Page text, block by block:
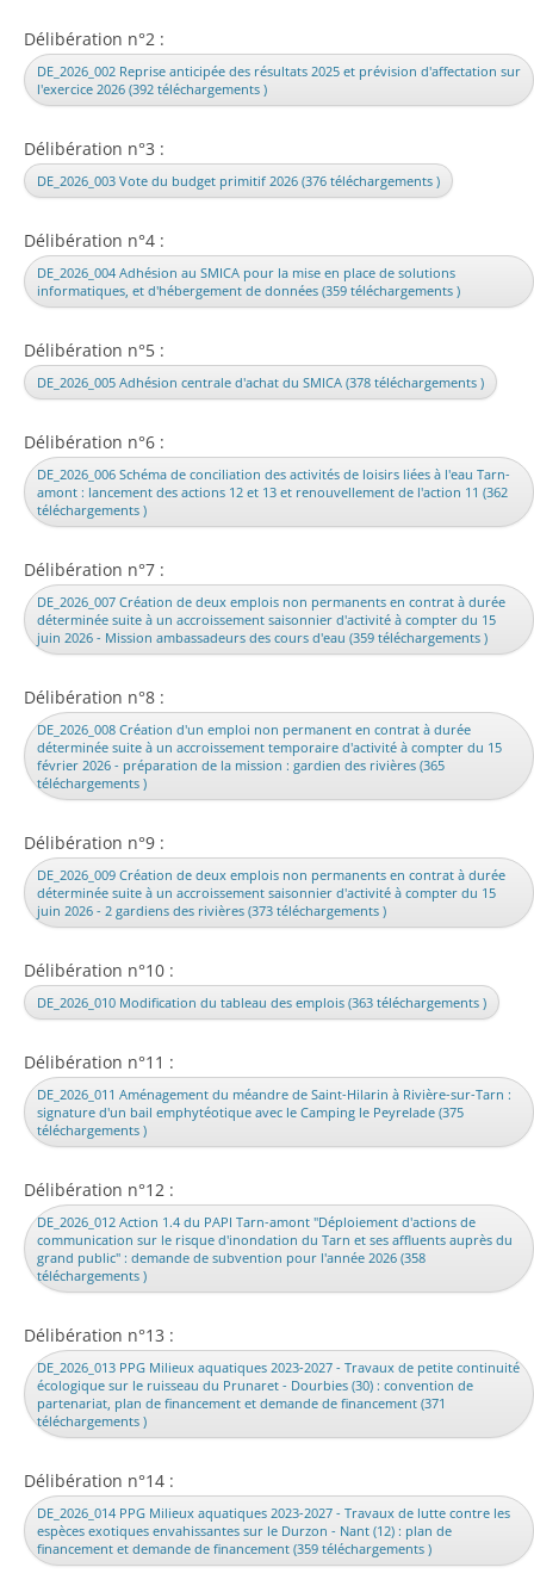
Délibération n°2 :
DE_2026_002 Reprise anticipée des résultats 2025 et prévision d'affectation sur
l'exercice 2026 (392 téléchargements )
Délibération n°3 :
DE_2026_003 Vote du budget primitif 2026 (376 téléchargements )
Délibération n°4 :
DE_2026_004 Adhésion au SMICA pour la mise en place de solutions
informatiques, et d'hébergement de données (359 téléchargements )
Délibération n°5 :
DE_2026_005 Adhésion centrale d'achat du SMICA (378 téléchargements )
Délibération n°6 :
DE_2026_006 Schéma de conciliation des activités de loisirs liées à l'eau Tarn-
amont : lancement des actions 12 et 13 et renouvellement de l'action 11 (362
téléchargements )
Délibération n°7 :
DE_2026_007 Création de deux emplois non permanents en contrat à durée
déterminée suite à un accroissement saisonnier d'activité à compter du 15
juin 2026 - Mission ambassadeurs des cours d'eau (359 téléchargements )
Délibération n°8 :
DE_2026_008 Création d'un emploi non permanent en contrat à durée
déterminée suite à un accroissement temporaire d'activité à compter du 15
février 2026 - préparation de la mission : gardien des rivières (365
téléchargements )
Délibération n°9 :
DE_2026_009 Création de deux emplois non permanents en contrat à durée
déterminée suite à un accroissement saisonnier d'activité à compter du 15
juin 2026 - 2 gardiens des rivières (373 téléchargements )
Délibération n°10 :
DE_2026_010 Modification du tableau des emplois (363 téléchargements )
Délibération n°11 :
DE_2026_011 Aménagement du méandre de Saint-Hilarin à Rivière-sur-Tarn :
signature d'un bail emphytéotique avec le Camping le Peyrelade (375
téléchargements )
Délibération n°12 :
DE_2026_012 Action 1.4 du PAPI Tarn-amont "Déploiement d'actions de
communication sur le risque d'inondation du Tarn et ses affluents auprès du
grand public" : demande de subvention pour l'année 2026 (358
téléchargements )
Délibération n°13 :
DE_2026_013 PPG Milieux aquatiques 2023-2027 - Travaux de petite continuité
écologique sur le ruisseau du Prunaret - Dourbies (30) : convention de
partenariat, plan de financement et demande de financement (371
téléchargements )
Délibération n°14 :
DE_2026_014 PPG Milieux aquatiques 2023-2027 - Travaux de lutte contre les
espèces exotiques envahissantes sur le Durzon - Nant (12) : plan de
financement et demande de financement (359 téléchargements )